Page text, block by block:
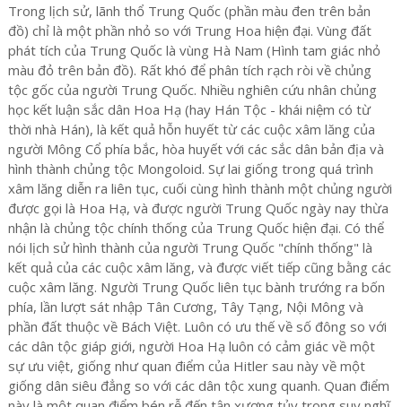
Trong lịch sử, lãnh thổ Trung Quốc (phần màu đen trên bản
đồ) chỉ là một phần nhỏ so với Trung Hoa hiện đại. Vùng đất
phát tích của Trung Quốc là vùng Hà Nam (Hình tam giác nhỏ
màu đỏ trên bản đồ). Rất khó để phân tích rạch ròi về chủng
tộc gốc của người Trung Quốc. Nhiều nghiên cứu nhân chủng
học kết luận sắc dân Hoa Hạ (hay Hán Tộc - khái niệm có từ
thời nhà Hán), là kết quả hỗn huyết từ các cuộc xâm lăng của
người Mông Cổ phía bắc, hòa huyết với các sắc dân bản địa và
hình thành chủng tộc Mongoloid. Sự lai giống trong quá trình
xâm lăng diễn ra liên tục, cuối cùng hình thành một chủng người
được gọi là Hoa Hạ, và được người Trung Quốc ngày nay thừa
nhận là chủng tộc chính thống của Trung Quốc hiện đại. Có thể
nói lịch sử hình thành của người Trung Quốc "chính thống" là
kết quả của các cuộc xâm lăng, và được viết tiếp cũng bằng các
cuộc xâm lăng. Người Trung Quốc liên tục bành trướng ra bốn
phía, lần lượt sát nhập Tân Cương, Tây Tạng, Nội Mông và
phần đất thuộc về Bách Việt. Luôn có ưu thế về số đông so với
các dân tộc giáp giới, người Hoa Hạ luôn có cảm giác về một
sự ưu việt, giống như quan điểm của Hitler sau này về một
giống dân siêu đẳng so với các dân tộc xung quanh. Quan điểm